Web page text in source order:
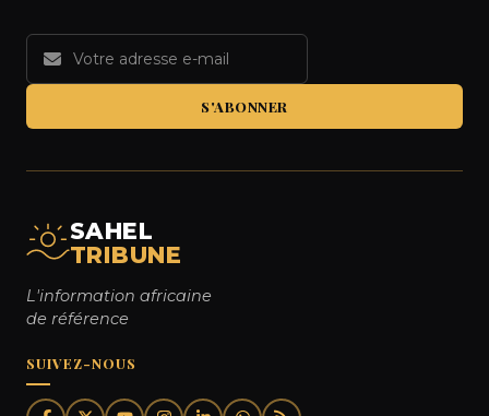
S'ABONNER
SAHEL
TRIBUNE
L'information africaine
de référence
SUIVEZ-NOUS